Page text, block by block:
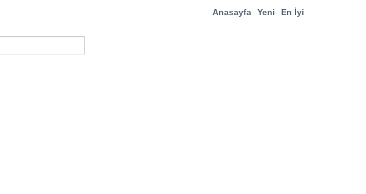
Anasayfa Yeni En İyi